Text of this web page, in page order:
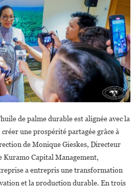
de palme durable est alignée avec la
une prospérité partagée grâce à
de Monique Gieskes, Directeur
Kuramo Capital Management,
a entrepris une transformation
et la production durable. En trois